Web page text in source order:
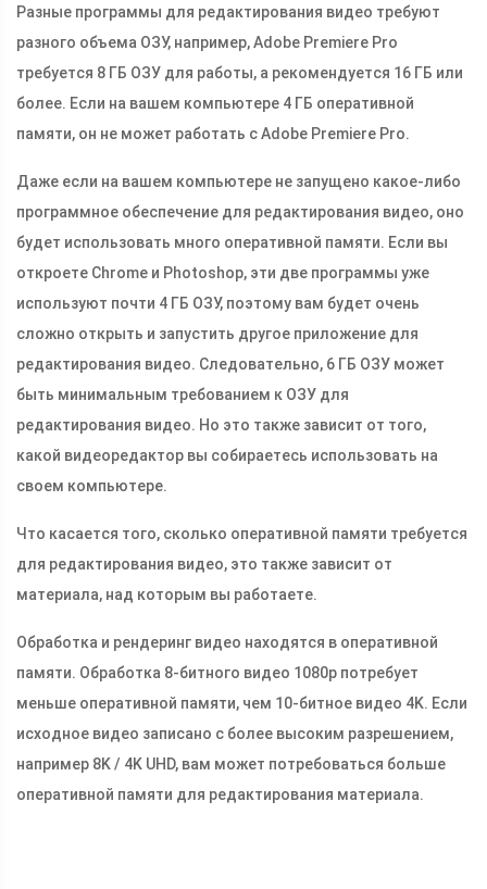
Разные программы для редактирования видео требуют
разного объема ОЗУ, например, Adobe Premiere Pro
требуется 8 ГБ ОЗУ для работы, а рекомендуется 16 ГБ или
более. Если на вашем компьютере 4 ГБ оперативной
памяти, он не может работать с Adobe Premiere Pro.
Даже если на вашем компьютере не запущено какое-либо
программное обеспечение для редактирования видео, оно
будет использовать много оперативной памяти. Если вы
откроете Chrome и Photoshop, эти две программы уже
используют почти 4 ГБ ОЗУ, поэтому вам будет очень
сложно открыть и запустить другое приложение для
редактирования видео. Следовательно, 6 ГБ ОЗУ может
быть минимальным требованием к ОЗУ для
редактирования видео. Но это также зависит от того,
какой видеоредактор вы собираетесь использовать на
своем компьютере.
Что касается того, сколько оперативной памяти требуется
для редактирования видео, это также зависит от
материала, над которым вы работаете.
Обработка и рендеринг видео находятся в оперативной
памяти. Обработка 8-битного видео 1080p потребует
меньше оперативной памяти, чем 10-битное видео 4K. Если
исходное видео записано с более высоким разрешением,
например 8K / 4K UHD, вам может потребоваться больше
оперативной памяти для редактирования материала.